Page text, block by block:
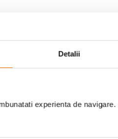
Detalii
experienta de
întrebare
disponibile pe